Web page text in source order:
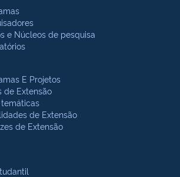
e Núcleos de pesquisa
E Projetos
de Extensão
de Extensão
de Extensão